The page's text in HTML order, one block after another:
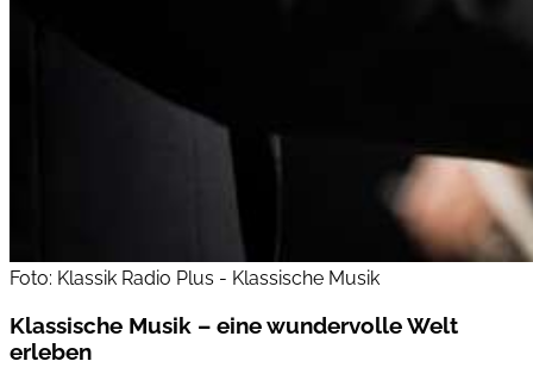
Foto: Klassik Radio Plus - Klassische Musik
Klassische Musik – eine wundervolle Welt
erleben